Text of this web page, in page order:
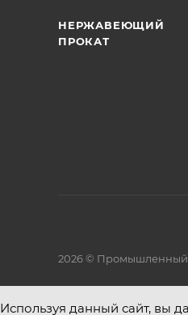
НЕРЖАВЕЮЩИЙ
ПРОКАТ
2026 © Промышленный
Используя данный сайт, вы